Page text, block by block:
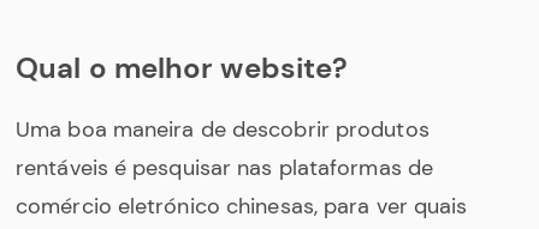
Qual o melhor website?
Uma boa maneira de descobrir produtos
rentáveis é pesquisar nas plataformas de
comércio eletrónico chinesas, para ver quais